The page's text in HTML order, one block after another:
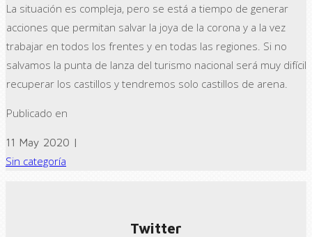
La situación es compleja, pero se está a tiempo de generar
acciones que permitan salvar la joya de la corona y a la vez
trabajar en todos los frentes y en todas las regiones. Si no
salvamos la punta de lanza del turismo nacional será muy difícil
recuperar los castillos y tendremos solo castillos de arena.
Publicado en
11 May 2020 |
Sin categoría
Twitter